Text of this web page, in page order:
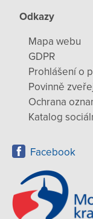
Odkazy
Mapa webu
GDPR
Prohlášení o
Povinně
Ochrana
Katalog
Facebook